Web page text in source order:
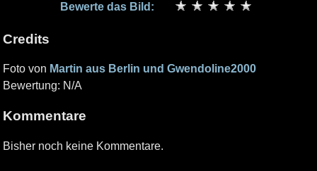
Bewerte das Bild:
Credits
Foto von Martin aus Berlin und Gwendoline2000
Bewertung: N/A
Kommentare
Bisher noch keine Kommentare.